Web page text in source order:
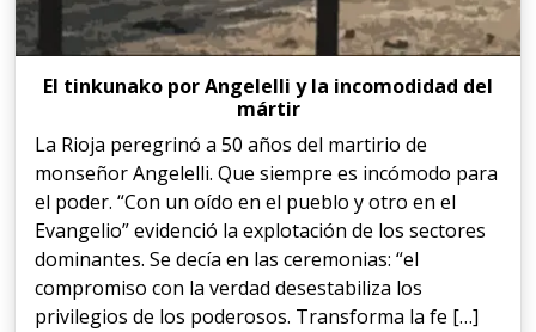
El tinkunako por Angelelli y la incomodidad del
mártir
La Rioja peregrinó a 50 años del martirio de
monseñor Angelelli. Que siempre es incómodo para
el poder. “Con un oído en el pueblo y otro en el
Evangelio” evidenció la explotación de los sectores
dominantes. Se decía en las ceremonias: “el
compromiso con la verdad desestabiliza los
privilegios de los poderosos. Transforma la fe […]